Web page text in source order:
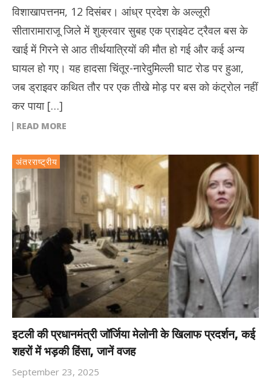
विशाखापत्तनम, 12 दिसंबर। आंध्र प्रदेश के अल्लूरी
सीतारामाराजू जिले में शुक्रवार सुबह एक प्राइवेट ट्रैवल बस के
खाई में गिरने से आठ तीर्थयात्रियों की मौत हो गई और कई अन्य
घायल हो गए। यह हादसा चिंतूर-नारेदुमिल्ली घाट रोड पर हुआ,
जब ड्राइवर कथित तौर पर एक तीखे मोड़ पर बस को कंट्रोल नहीं
कर पाया […]
READ MORE
अंतरराष्ट्रीय
इटली की प्रधानमंत्री जॉर्जिया मेलोनी के खिलाफ प्रदर्शन, कई
शहरों में भड़की हिंसा, जानें वजह
September 23, 2025